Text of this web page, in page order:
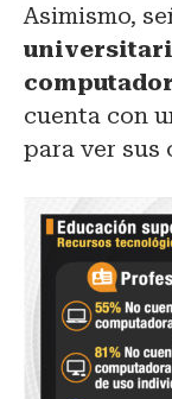
Asimismo,
cuenta con
para ver sus